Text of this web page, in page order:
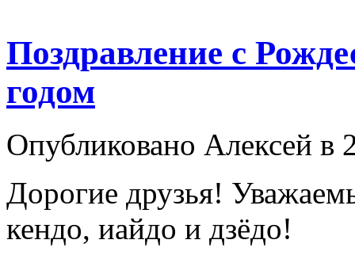
Поздравление с
годом
Опубликовано Алексей в
Дорогие друзья!
кендо, иайдо и дзёдо!